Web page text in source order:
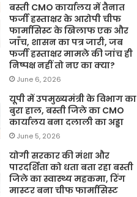
बस्ती CMO कार्यालय में तैनात
फर्जी हस्ताक्षर के आरोपी चीफ
फार्मासिस्ट के खिलाफ एक और
जाँच, शासन का पत्र जारी, जब
फर्जी हस्ताक्षर मामले की जांच ही
निष्पक्ष नहीं तो नए का क्या?
June 6, 2026
यूपी में उपमुख्यमंत्री के विभाग का
बुरा हाल, बस्ती जिले का CMO
कार्यालय बना दलाली का अड्डा
June 5, 2026
योगी सरकार की मंशा और
पारदर्शिता को धता बता रहा बस्ती
जिले का स्वास्थ्य महकमा, रिंग
मास्टर बना चीफ फार्मासिस्ट